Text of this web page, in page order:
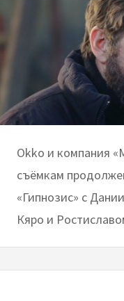
Okko и компания
съёмкам
«Гипнозис» c
Кяро и